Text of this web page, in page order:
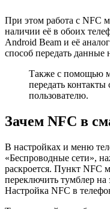
При этом работа с NFC
наличии её в обоих
Android Beam и её
способ передать данные
Также с помощью
передать
пользователю.
Зачем NFC в
В настройках и меню
«Беспроводные сети»,
раскроется. Пункт
переключить тумблер
Настройка NFC в